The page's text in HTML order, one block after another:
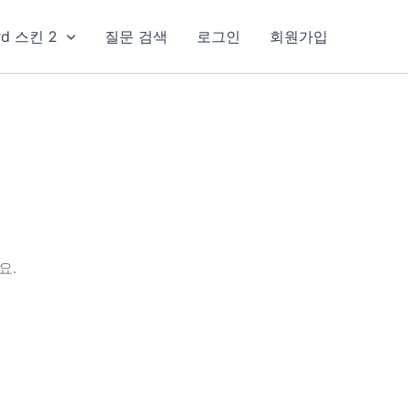
스킨 2 질문 검색 로그인 회원가입
.